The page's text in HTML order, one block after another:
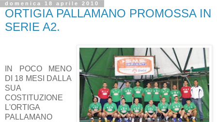
domenica 18 aprile 2010
ORTIGIA PALLAMANO PROMOSSA IN
SERIE A2.
IN POCO MENO
DI 18 MESI DALLA
SUA
COSTITUZIONE
L'ORTIGA
PALLAMANO